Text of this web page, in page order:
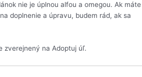
nie je úplnou alfou a omegou. Ak máte
doplnenie a úpravu, budem rád, ak sa
zverejnený na Adoptuj úľ.